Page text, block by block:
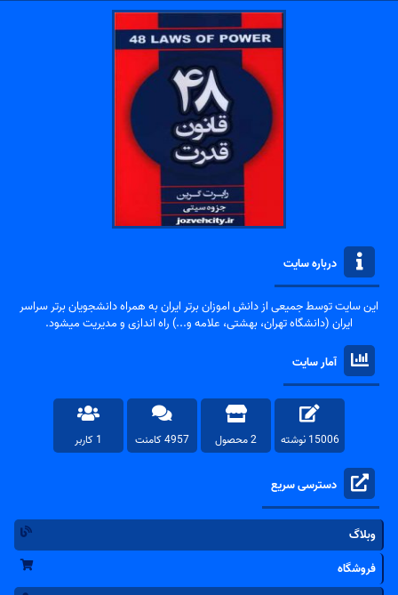
درباره سایت
این سایت توسط جمیعی از دانش اموزان برتر ایران به همراه دانشجویان برتر سراسر
ایران (دانشگاه تهران، بهشتی، علامه و...) راه اندازی و مدیریت میشود.
آمار سایت
15006 نوشته 2 محصول 4957 کامنت 1 کاربر
دسترسی سریع
وبلاگ
فروشگاه